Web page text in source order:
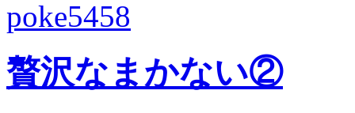
poke5458
贅沢なまかない②